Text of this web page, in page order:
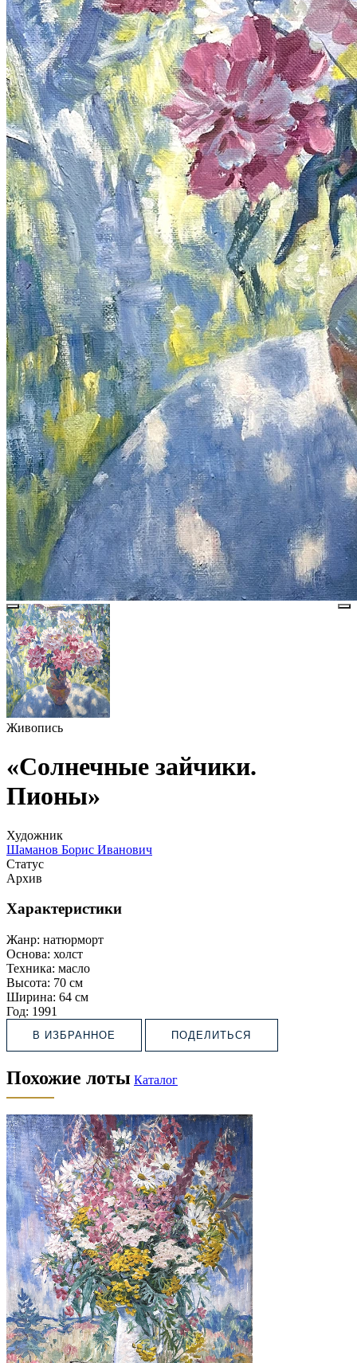
Живопись
«Солнечные зайчики.
Пионы»
Художник
Шаманов Борис Иванович
Статус
Архив
Характеристики
Жанр: натюрморт
Основа: холст
Техника: масло
Высота: 70 см
Ширина: 64 см
Год: 1991
В ИЗБРАННОЕ ПОДЕЛИТЬСЯ
Похожие лоты Каталог